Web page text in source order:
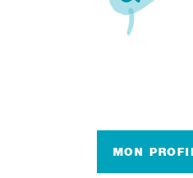
MON